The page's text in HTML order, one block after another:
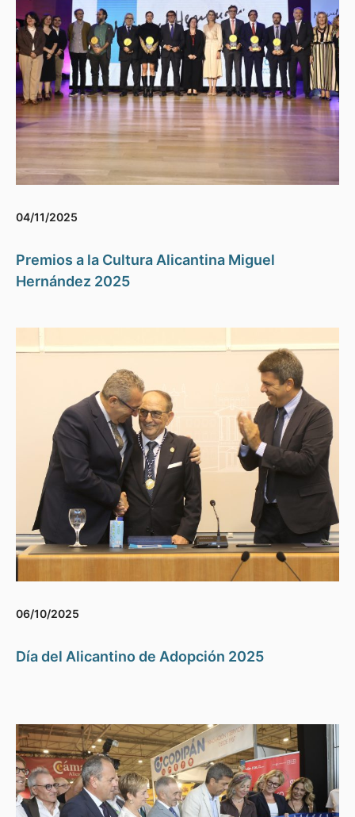
04/11/2025
Premios a la Cultura Alicantina Miguel
Hernández 2025
06/10/2025
Día del Alicantino de Adopción 2025